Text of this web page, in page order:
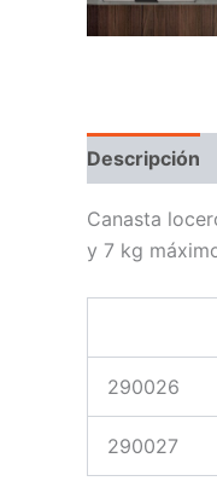
Descripción
Canasta
y 7 kg
290026
290027